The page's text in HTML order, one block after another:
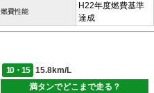
燃費性能
H22年度燃費基準
達成
10・15
15.8km/L
満タンでどこまで走る？